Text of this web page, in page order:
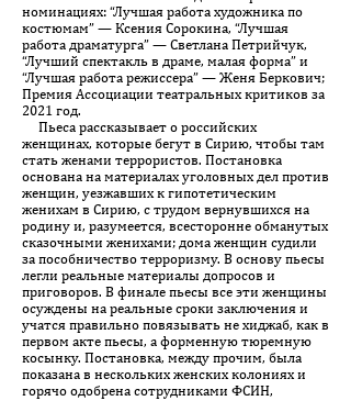
номинациях: “Лучшая работа художника по
костюмам” — Ксения Сорокина, “Лучшая
работа драматурга” — Светлана Петрийчук,
“Лучший спектакль в драме, малая форма” и
“Лучшая работа режиссера” — Женя Беркович;
Премия Ассоциации театральных критиков за
2021 год.
Пьеса рассказывает о российских
женщинах, которые бегут в Сирию, чтобы там
стать женами террористов. Постановка
основана на материалах уголовных дел против
женщин, уезжавших к гипотетическим
женихам в Сирию, с трудом вернувшихся на
родину и, разумеется, всесторонне обманутых
сказочными женихами; дома женщин судили
за пособничество терроризму. В основу пьесы
легли реальные материалы допросов и
приговоров. В финале пьесы все эти женщины
осуждены на реальные сроки заключения и
учатся правильно повязывать не хиджаб, как в
первом акте пьесы, а форменную тюремную
косынку. Постановка, между прочим, была
показана в нескольких женских колониях и
горячо одобрена сотрудниками ФСИН,